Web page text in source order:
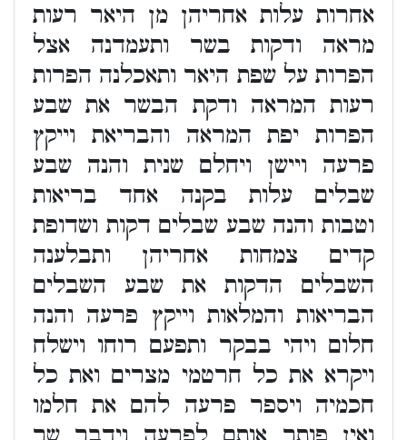
אחרות עלות אחריהן מן היאר רעות
מראה ודקות בשר ותעמדנה אצל
הפרות על שפת היאר ותאכלנה הפרות
רעות המראה ודקת הבשר את שבע
הפרות יפת המראה והבריאת וייקץ
פרעה ויישן ויחלם שנית והנה שבע
שבלים עלות בקנה אחד בריאות
וטבות והנה שבע שבלים דקות ושדופת
קדים צמחות אחריהן ותבלענה
השבלים הדקות את שבע השבלים
הבריאות והמלאות וייקץ פרעה והנה
חלום ויהי בבקר ותפעם רוחו וישלח
ויקרא את כל חרטמי מצרים ואת כל
חכמיה ויספר פרעה להם את חלמו